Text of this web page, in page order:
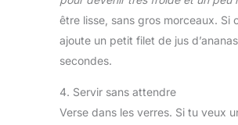
être lisse, sans gros morceaux. Si
ajoute un petit filet de jus
secondes.
4. Servir sans attendre
Verse dans les verres. Si tu veux